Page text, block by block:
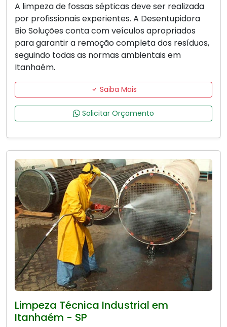
A limpeza de fossas sépticas deve ser realizada
por profissionais experientes. A Desentupidora
Bio Soluções conta com veículos apropriados
para garantir a remoção completa dos resíduos,
seguindo todas as normas ambientais em
Itanhaém.
Saiba Mais
Solicitar Orçamento
Limpeza Técnica Industrial em
Itanhaém - SP